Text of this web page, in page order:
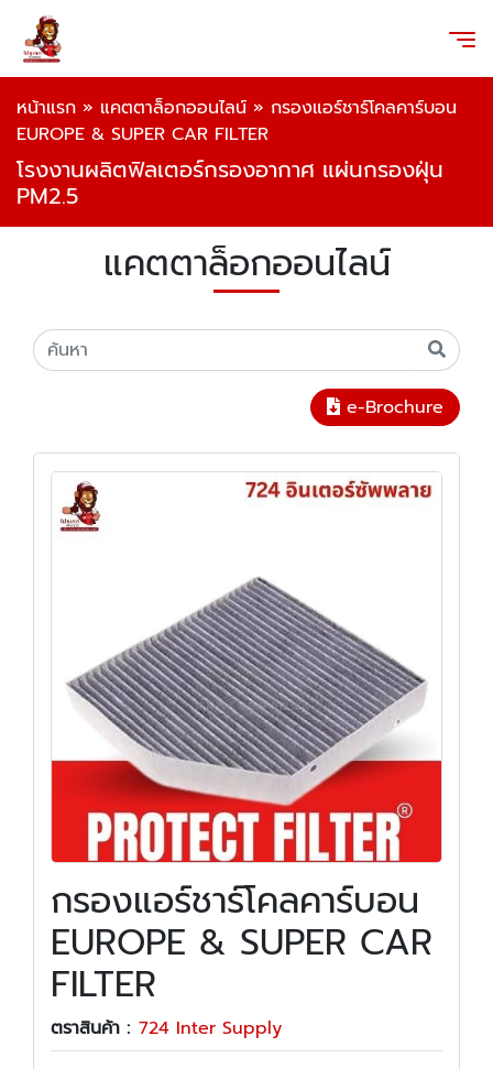
หน้าแรก » แคตตาล็อกออนไลน์ » กรองแอร์ชาร์โคลคาร์บอน
EUROPE & SUPER CAR FILTER
โรงงานผลิตฟิลเตอร์กรองอากาศ แผ่นกรองฝุ่น
PM2.5
แคตตาล็อกออนไลน์
e-Brochure
กรองแอร์ชาร์โคลคาร์บอน
EUROPE & SUPER CAR
FILTER
ตราสินค้า : 724 Inter Supply